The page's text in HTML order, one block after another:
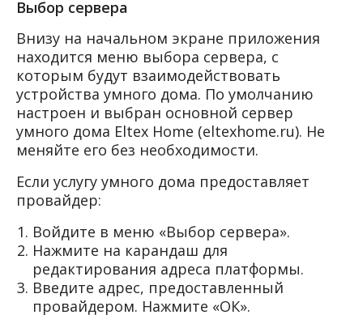
Выбор сервера
Внизу на начальном экране приложения
находится меню выбора сервера, с
которым будут взаимодействовать
устройства умного дома. По умолчанию
настроен и выбран основной сервер
умного дома Eltex Home (eltexhome.ru). Не
меняйте его без необходимости.
Если услугу умного дома предоставляет
провайдер:
Войдите в меню «Выбор сервера».
Нажмите на карандаш для
редактирования адреса платформы.
Введите адрес, предоставленный
провайдером. Нажмите «ОК».